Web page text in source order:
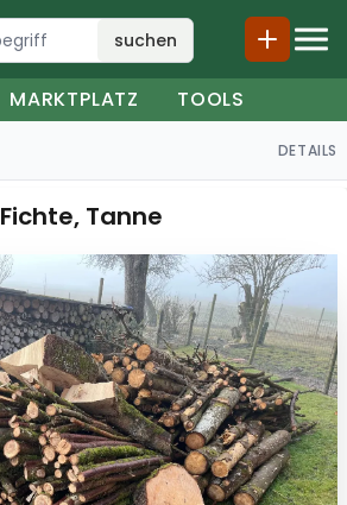
suchen
MARKTPLATZ TOOLS
DETAILS
Fichte, Tanne